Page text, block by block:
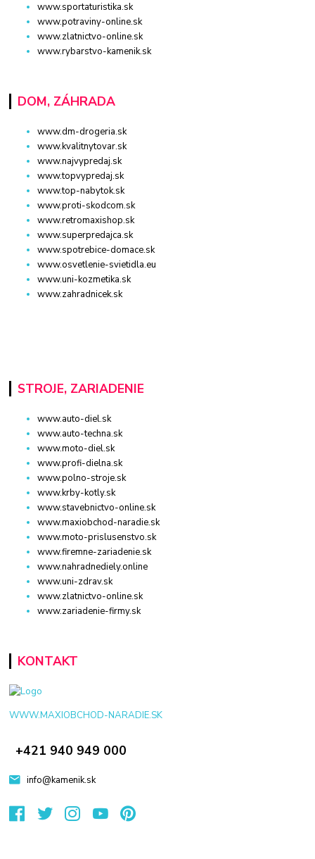
www.sportaturistika.sk
www.potraviny-online.sk
www.zlatnictvo-online.sk
www.rybarstvo-kamenik.sk
DOM, ZÁHRADA
www.dm-drogeria.sk
www.kvalitnytovar.sk
www.najvypredaj.sk
www.topvypredaj.sk
www.top-nabytok.sk
www.proti-skodcom.sk
www.retromaxishop.sk
www.superpredajca.sk
www.spotrebice-domace.sk
www.osvetlenie-svietidla.eu
www.uni-kozmetika.sk
www.zahradnicek.sk
STROJE, ZARIADENIE
www.auto-diel.sk
www.auto-techna.sk
www.moto-diel.sk
www.profi-dielna.sk
www.polno-stroje.sk
www.krby-kotly.sk
www.stavebnictvo-online.sk
www.maxiobchod-naradie.sk
www.moto-prislusenstvo.sk
www.firemne-zariadenie.sk
www.nahradnediely.online
www.uni-zdrav.sk
www.zlatnictvo-online.sk
www.zariadenie-firmy.sk
KONTAKT
WWW.MAXIOBCHOD-NARADIE.SK
+421 940 949 000
info@kamenik.sk